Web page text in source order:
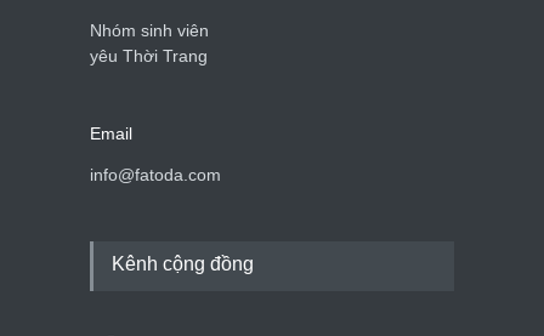
Nhóm sinh viên
yêu Thời Trang
Email
info@fatoda.com
Kênh cộng đồng